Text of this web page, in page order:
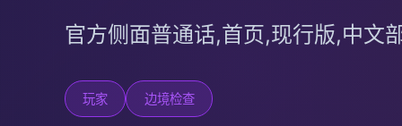
官方侧面普通话,首页,现行版,中文
玩家 边境检查